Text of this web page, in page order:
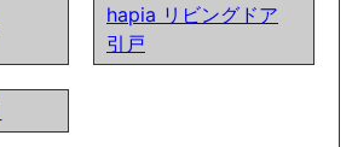
hapia リビングドア
引戸